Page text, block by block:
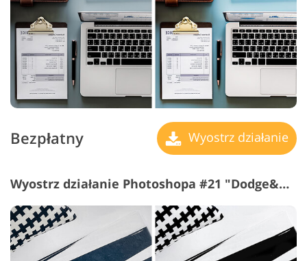
Bezpłatny Wyostrz działanie
Wyostrz działanie Photoshopa #21 "Dodge&Burn"